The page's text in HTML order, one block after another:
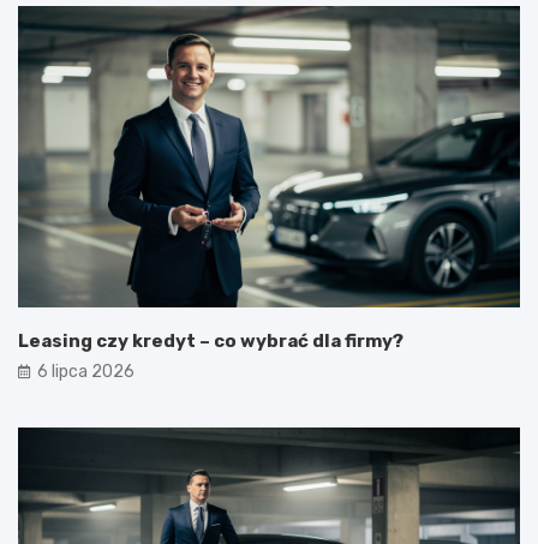
Leasing czy kredyt – co wybrać dla firmy?
6 lipca 2026